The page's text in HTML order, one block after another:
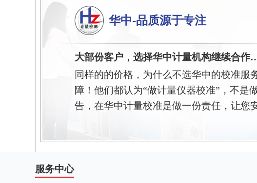
华中-品质源于专注
大部份客户，选择华中计量机构继续合
同样的的价格，为什么不选华中的校准服
障！他们都认为“做计量仪器校准”，不是
告，在华中计量校准是做一份责任，让您
服务中心